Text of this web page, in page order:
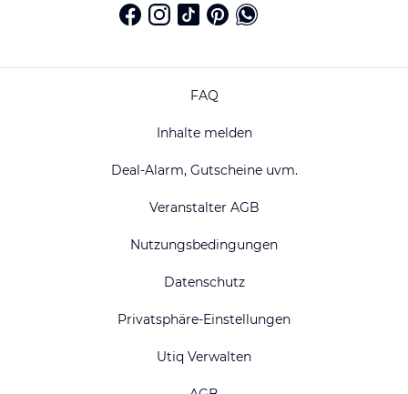
FAQ
Inhalte melden
Deal-Alarm, Gutscheine uvm.
Veranstalter AGB
Nutzungsbedingungen
Datenschutz
Privatsphäre-Einstellungen
Utiq Verwalten